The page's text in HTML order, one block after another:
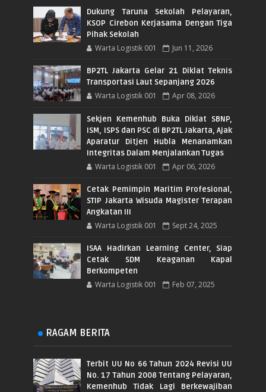
Dukung Taruna Sekolah Pelayaran,
KSOP Cirebon Kerjasama Dengan Tiga
Pihak Sekolah
Warta Logistik 001 Jun 11, 2026
BP2TL Jakarta Gelar 21 Diklat Teknis
Transportasi Laut Sepanjang 2026
Warta Logistik 001 Apr 08, 2026
Sekjen Kemenhub Buka Diklat SBNP,
ISM, ISPS dan PSC di BP2TL Jakarta, Ajak
Aparatur Ditjen Hubla Menanamkan
Integritas Dalam Menjalankan Tugas
Warta Logistik 001 Apr 06, 2026
Cetak Pemimpin Maritim Profesional,
STIP Jakarta Wisuda Magister Terapan
Angkatan III
Warta Logistik 001 Sept 24, 2025
ISAA Hadirkan Learning Center, Siap
Cetak SDM Keaganan Kapal
Berkompeten
Warta Logistik 001 Feb 07, 2025
RAGAM BERITA
Terbit UU No 66 Tahun 2024 Revisi UU
No. 17 Tahun 2008 Tentang Pelayaran,
Kemenhub Tidak Lagi Berkewajiban